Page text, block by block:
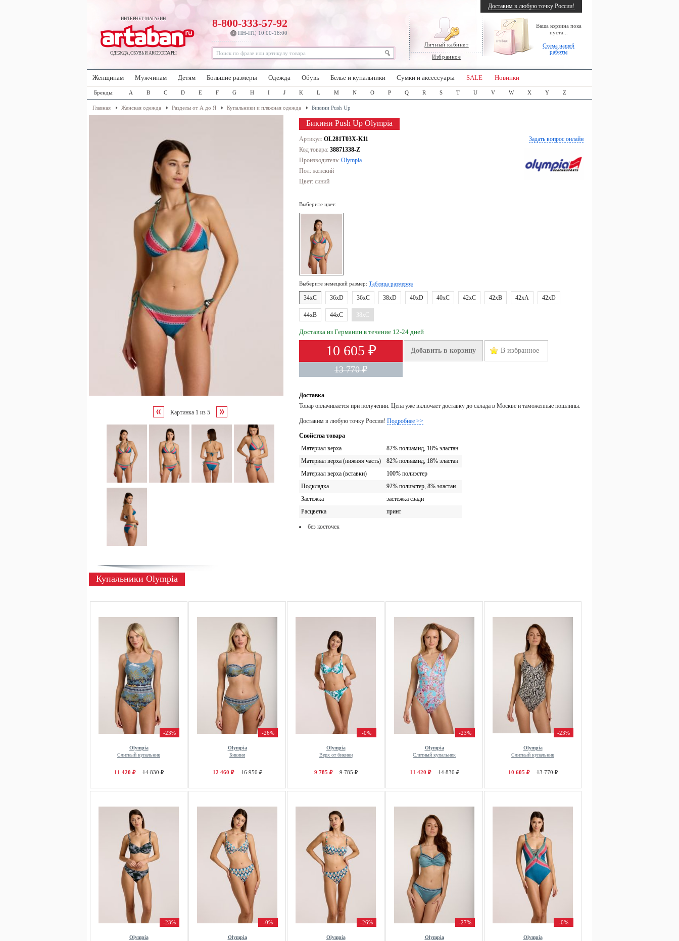
ИНТЕРНЕТ-МАГАЗИН
ОДЕЖДА, ОБУВЬ И АКСЕССУАРЫ
Личный кабинет
Избранное
Ваша корзина пока
пуста...
Схема нашей
работы
8-800-333-57-92
ПН-ПТ, 10:00-18:00
Доставим в любую точку России!
Женщинам Мужчинам Детям Большие размеры Одежда Обувь Белье и купальники Сумки и аксессуары SALE Новинки
Бренды: A B C D E F G H I J K L M N O P Q R S T U V W X Y Z
Главная Женская одежда Разделы от А до Я Купальники и пляжная одежда Бикини Push Up
Картинка 1 из 5
Бикини Push Up Olympia
Задать вопрос онлайн
Артикул: OL281T03X-K11
Код товара: 38871338-Z
Производитель: Olympia
Пол: женский
Цвет: синий
Выберите цвет:
Выберите немецкий размер: Таблица размеров
34xC 36xD 36xC 38xD 40xD 40xC 42xC 42xB 42xA 42xD
44xB 44xC 38xC
Доставка из Германии в течение 12-24 дней
10 605 ₽ Добавить в корзину В избранное
13 770 ₽
Доставка
Товар оплачивается при получении. Цена уже включает доставку до склада в Москве и таможенные пошлины.
Доставим в любую точку России! Подробнее >>
Свойства товара
Материал верха
82% полиамид, 18% эластан
Материал верха (нижняя часть)
82% полиамид, 18% эластан
Материал верха (вставки)
100% полиэстер
Подкладка
92% полиэстер, 8% эластан
Застежка
застежка сзади
Расцветка
принт
без косточек
Купальники Olympia
-23%
Olympia
Слитный купальник
11 420 ₽ 14 830 ₽
-26%
Olympia
Бикини
12 460 ₽ 16 950 ₽
-0%
Olympia
Верх от бикини
9 785 ₽ 9 785 ₽
-23%
Olympia
Слитный купальник
11 420 ₽ 14 830 ₽
-23%
Olympia
Слитный купальник
10 605 ₽ 13 770 ₽
-23%
Olympia
-0%
Olympia
-26%
Olympia
-27%
Olympia
-0%
Olympia